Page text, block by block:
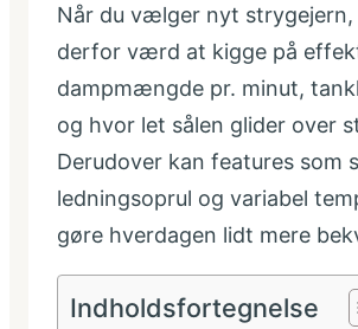
Når du vælger nyt strygejern,
derfor værd at kigge på
dampmængde pr. minut,
og hvor let sålen glider over
Derudover kan features som
ledningsoprul og variabel
gøre hverdagen lidt mere
Indholdsfortegnelse